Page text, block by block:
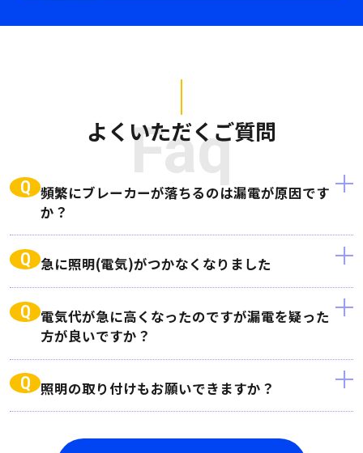
Faq
よくいただくご質問
Q 頻繁にブレーカーが落ちるのは漏電が原因です
か？
Q 急に照明(電気)がつかなくなりました
Q 電気代が急に高くなったのですが漏電を疑った
方が良いですか？
Q 照明の取り付けもお願いできますか？